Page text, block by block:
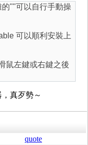
""可以自行手動操
可以順利安裝上
鼠左鍵或右鍵之後
真歹勢～
quote